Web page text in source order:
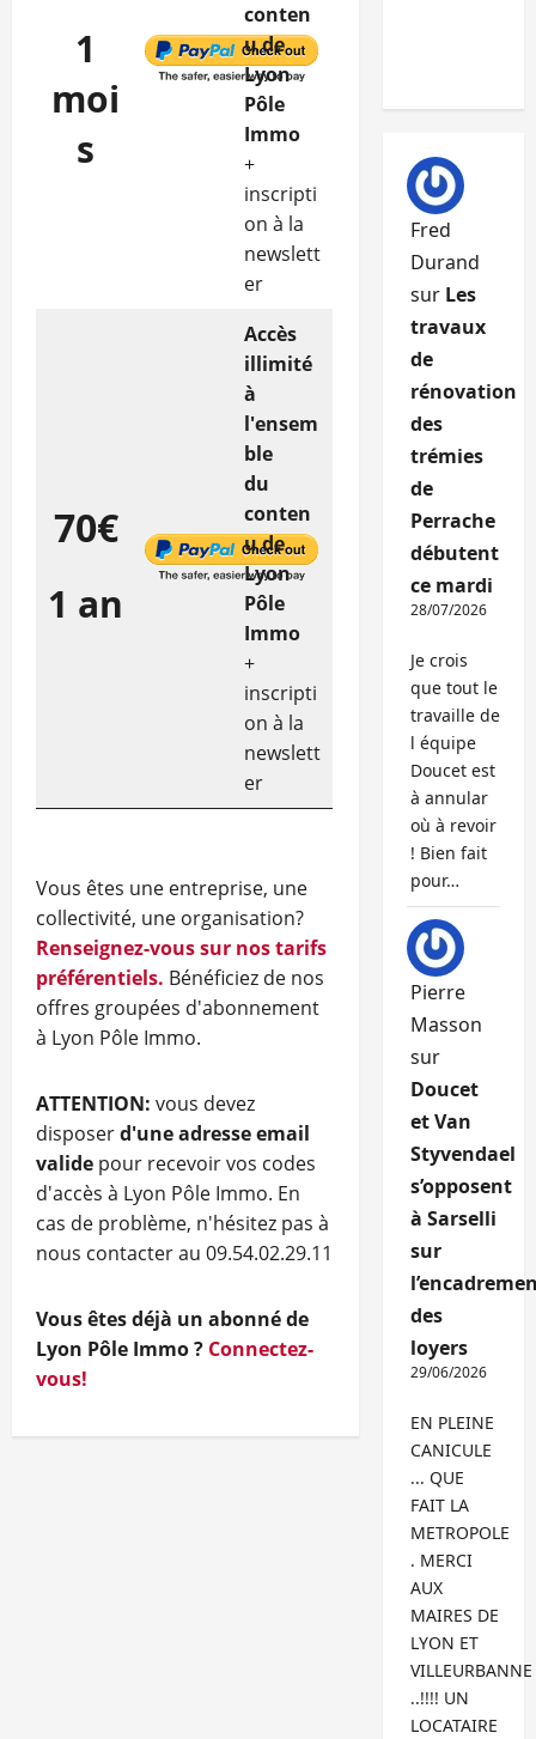
1
moi
s
conten
u de
Lyon
Pôle
Immo
+
inscripti
on à la
newslett
er
70€
1 an
Accès
illimité
à
l'ensem
ble
du
conten
u de
Lyon
Pôle
Immo
+
inscripti
on à la
newslett
er
Vous êtes une entreprise, une
collectivité, une organisation?
Renseignez-vous sur nos tarifs
préférentiels. Bénéficiez de nos
offres groupées d'abonnement
à Lyon Pôle Immo.
ATTENTION: vous devez
disposerd'une adresse email
valide pour recevoir vos codes
d'accès à Lyon Pôle Immo. En
cas de problème, n'hésitez pas à
nous contacter au 09.54.02.29.11
Vous êtes déjà un abonné de
Lyon Pôle Immo ? Connectez-
vous!
Fred
Durand
sur Les
travaux
de
rénovation
des
trémies
de
Perrache
débutent
ce mardi
28/07/2026
Je crois
que tout le
travaille de
l équipe
Doucet est
à annular
où à revoir
! Bien fait
pour…
Pierre
Masson
sur
Doucet
et Van
Styvendael
s’opposent
à Sarselli
sur
des
loyers
29/06/2026
EN PLEINE
CANICULE
... QUE
FAIT LA
METROPOLE
. MERCI
AUX
MAIRES DE
LYON ET
VILLEURBANNE
..!!!! UN
LOCATAIRE